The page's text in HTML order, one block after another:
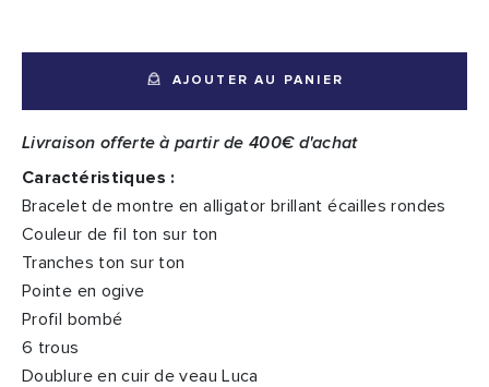
AJOUTER AU PANIER
Livraison offerte à partir de 400€ d'achat
Caractéristiques :
Bracelet de montre en alligator brillant écailles rondes
Couleur de fil ton sur ton
Tranches ton sur ton
Pointe en ogive
Profil bombé
6 trous
Doublure en cuir de veau Luca